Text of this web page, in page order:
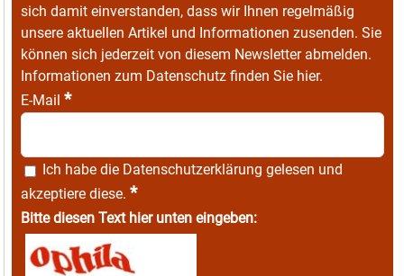
sich damit einverstanden, dass wir Ihnen regelmäßig
unsere aktuellen Artikel und Informationen zusenden. Sie
können sich jederzeit von diesem Newsletter abmelden.
Informationen zum Datenschutz finden Sie hier.
E-Mail *
Ich habe die Datenschutzerklärung gelesen und
akzeptiere diese. *
Bitte diesen Text hier unten eingeben: